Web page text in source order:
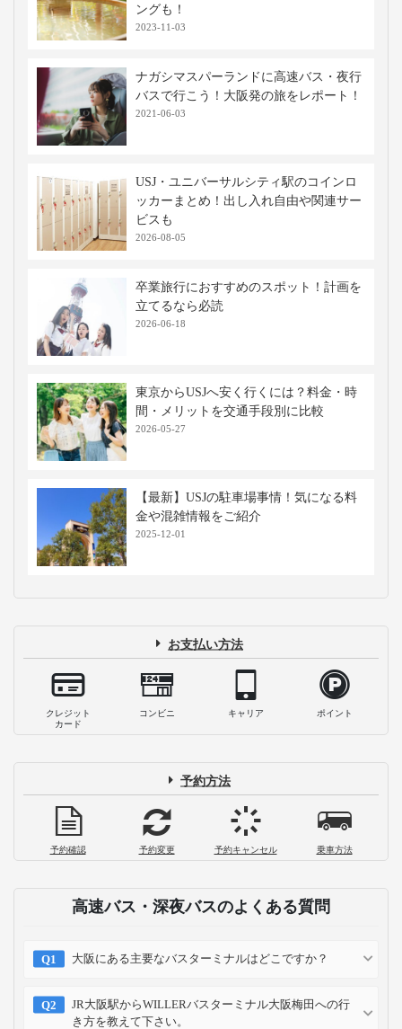
ングも！
2023-11-03
ナガシマスパーランドに高速バス・夜行
バスで行こう！大阪発の旅をレポート！
2021-06-03
USJ・ユニバーサルシティ駅のコインロ
ッカーまとめ！出し入れ自由や関連サー
ビスも
2026-08-05
卒業旅行におすすめのスポット！計画を
立てるなら必読
2026-06-18
東京からUSJへ安く行くには？料金・時
間・メリットを交通手段別に比較
2026-05-27
【最新】USJの駐車場事情！気になる料
金や混雑情報をご紹介
2025-12-01
お支払い方法
クレジット
カード
コンビニ キャリア ポイント
予約方法
予約確認 予約変更 予約キャンセル 乗車方法
高速バス・深夜バスのよくある質問
大阪にある主要なバスターミナルはどこですか？
JR大阪駅からWILLERバスターミナル大阪梅田への行
き方を教えて下さい。